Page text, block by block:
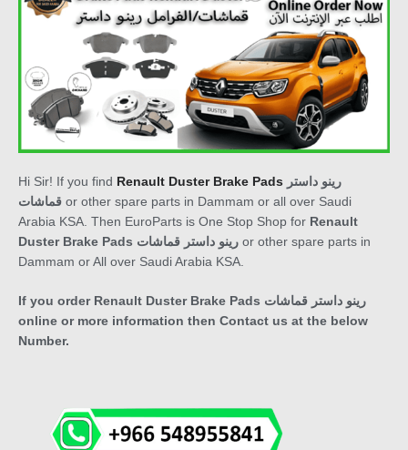
Hi Sir! If you find Renault Duster Brake Pads
or other spare parts in Dammam or all over Saudi
Arabia KSA. Then EuroParts is One Stop Shop for Renault
Duster Brake Pads رينو داستر قماشات or other spare parts in
Dammam or All over Saudi Arabia KSA.
If you order Renault Duster Brake Pads رينو داستر قماشات
online or more information then Contact us at the below
Number.